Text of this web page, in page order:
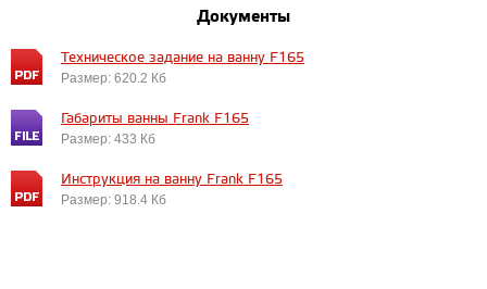
Документы
Техническое задание на ванну F165
Размер: 620.2 Кб
Габариты ванны Frank F165
Размер: 433 Кб
Инструкция на ванну Frank F165
Размер: 918.4 Кб